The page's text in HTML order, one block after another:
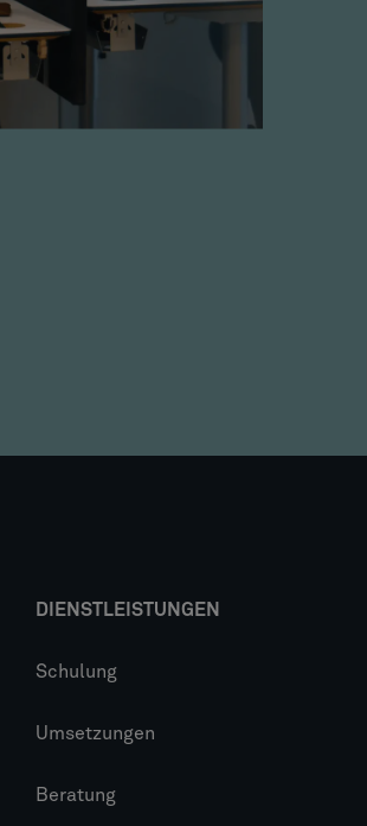
DIENSTLEISTUNGEN
Schulung
Umsetzungen
Beratung